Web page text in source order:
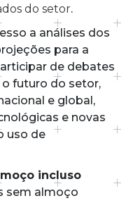
do setor.
a análises dos
para a
de debates
futuro do setor,
e global,
e novas
uso de
incluso
sem almoço